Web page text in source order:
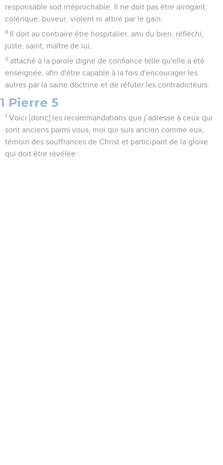
responsable soit irréprochable. Il ne doit pas être arrogant,
colérique, buveur, violent ni attiré par le gain.
8
Il doit au contraire être hospitalier, ami du bien, réfléchi,
juste, saint, maître de lui,
9 attaché à la parole digne de confiance telle qu'elle a été
enseignée, afin d'être capable à la fois d'encourager les
autres par la saine doctrine et de réfuter les contradicteurs.
1 Pierre 5
1 Voici [donc] les recommandations que j’adresse à ceux qui
sont anciens parmi vous, moi qui suis ancien comme eux,
témoin des souffrances de Christ et participant de la gloire
qui doit être révélée :